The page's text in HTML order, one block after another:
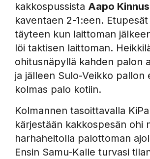
kakkospussista Aapo
kaventaen 2-1:een.
täyteen kun laittoman
löi taktisen laittoman.
ohitusnäpyllä kahden palon
ja jälleen Sulo-Veikko pallon
kolmas palo kotiin.
Kolmannen tasoittavalla
kärjestään kakkospesän ohi
harhaheitolla palottoman
Ensin Samu-Kalle turvasi